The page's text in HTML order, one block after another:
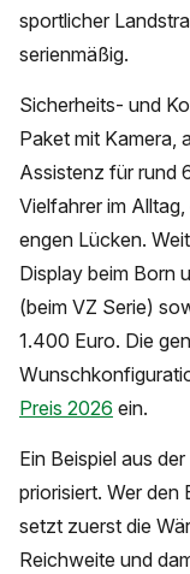
sportlicher
serienmäßig.
Sicherheits- und
Paket mit Kamera,
Assistenz für rund
Vielfahrer im
engen Lücken.
Display beim Born
(beim VZ Serie)
1.400 Euro. Die
Preis 2026 ein.
Ein Beispiel aus
priorisiert. Wer den
setzt zuerst die
Reichweite und